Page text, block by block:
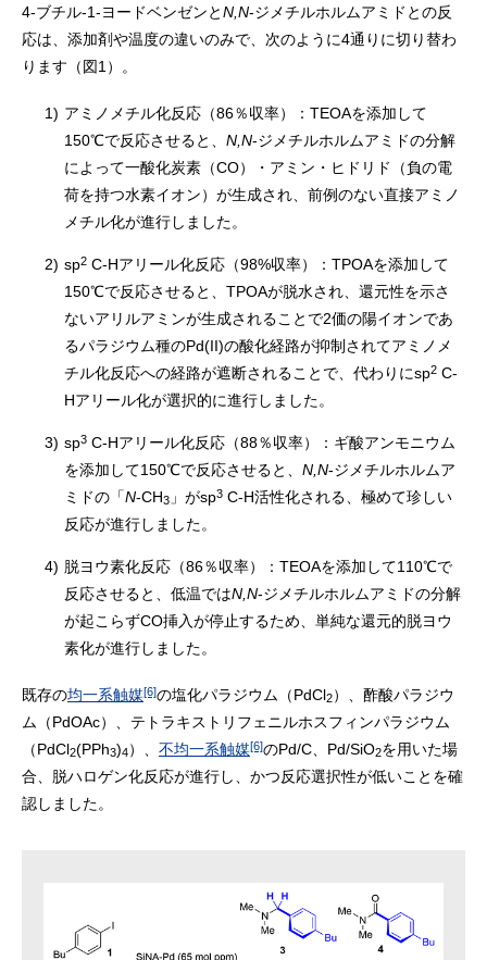
4-ブチル-1-ヨードベンゼンとN,N-ジメチルホルムアミドとの反
応は、添加剤や温度の違いのみで、次のように4通りに切り替わ
ります（図1）。
1) アミノメチル化反応（86％収率）：TEOAを添加して
150℃で反応させると、N,N-ジメチルホルムアミドの分解
によって一酸化炭素（CO）・アミン・ヒドリド（負の電
荷を持つ水素イオン）が生成され、前例のない直接アミノ
メチル化が進行しました。
2) sp2 C-Hアリール化反応（98%収率）：TPOAを添加して
150℃で反応させると、TPOAが脱水され、還元性を示さ
ないアリルアミンが生成されることで2価の陽イオンであ
るパラジウム種のPd(II)の酸化経路が抑制されてアミノメ
チル化反応への経路が遮断されることで、代わりにsp2 C-
Hアリール化が選択的に進行しました。
3) sp3 C-Hアリール化反応（88％収率）：ギ酸アンモニウム
を添加して150℃で反応させると、N,N-ジメチルホルムア
ミドの「N-CH3 」がsp3 C-H活性化される、極めて珍しい
反応が進行しました。
4) 脱ヨウ素化反応（86％収率）：TEOAを添加して110℃で
反応させると、低温ではN,N-ジメチルホルムアミドの分解
が起こらずCO挿入が停止するため、単純な還元的脱ヨウ
素化が進行しました。
既存の均一系触媒[6]の塩化パラジウム（PdCl2）、酢酸パラジウ
ム（PdOAc）、テトラキストリフェニルホスフィンパラジウム
（PdCl2(PPh3)4）、 不均一系触媒[6]のPd/C、Pd/SiO2を用いた場
合、脱ハロゲン化反応が進行し、かつ反応選択性が低いことを確
認しました。